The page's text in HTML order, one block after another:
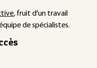
, fruit d'un travail
de spécialistes.